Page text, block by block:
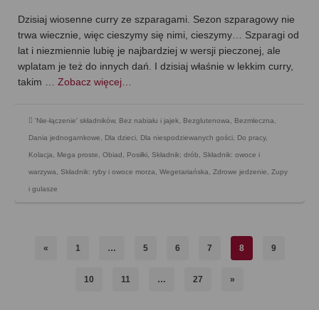
Dzisiaj wiosenne curry ze szparagami. Sezon szparagowy nie
trwa wiecznie, więc cieszymy się nimi, cieszymy… Szparagi od
lat i niezmiennie lubię je najbardziej w wersji pieczonej, ale
wplatam je też do innych dań. I dzisiaj właśnie w lekkim curry,
takim … Zobacz więcej…
'Nie-łączenie' składników, Bez nabiału i jajek Bezglutenowa Bezmleczna
Dania jednogarnkowe Dla dzieci Dla niespodziewanych gości Do pracy,
Kolacja Mega proste Obiad Posiłki Składnik: drób Składnik: owoce i
warzywa Składnik: ryby i owoce morza Wegetariańska Zdrowe jedzenie Zupy
i gulasze
« 1 … 5 6 7 8 9
10 11 … 27 »